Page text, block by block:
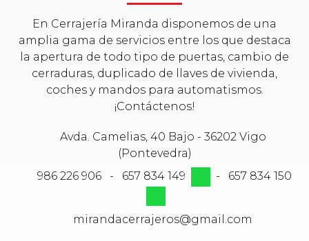
En Cerrajería Miranda disponemos de una
amplia gama de servicios entre los que destaca
la apertura de todo tipo de puertas, cambio de
cerraduras, duplicado de llaves de vivienda,
coches y mandos para automatismos.
¡Contáctenos!
Avda. Camelias, 40 Bajo - 36202 Vigo
(Pontevedra)
986 226 906
- 657 834 149 - 657 834 150
mirandacerrajeros@gmail.com